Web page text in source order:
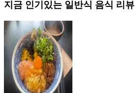
지금 인기있는 일반식 음식 리뷰